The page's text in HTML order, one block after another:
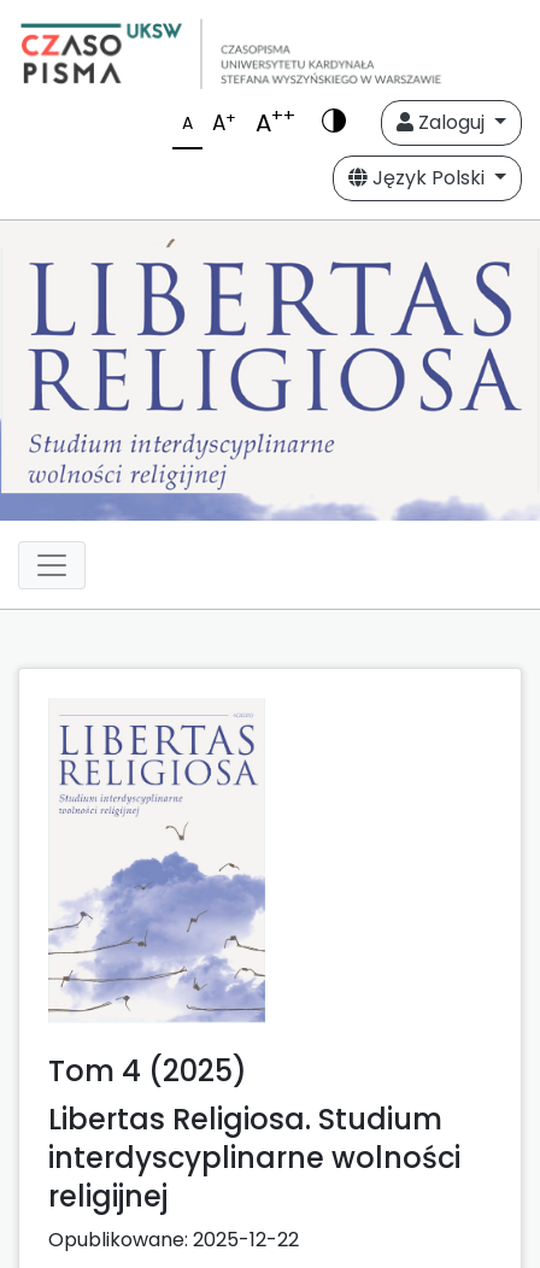
A A+ A++
Zaloguj
Język Polski
Tom 4 (2025)
Libertas Religiosa. Studium
interdyscyplinarne wolności
religijnej
Opublikowane: 2025-12-22